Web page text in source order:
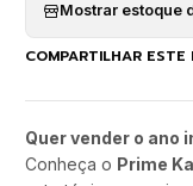
Mostrar estoque
COMPARTILHAR ESTE
Quer vender o ano
Conheça o Prime